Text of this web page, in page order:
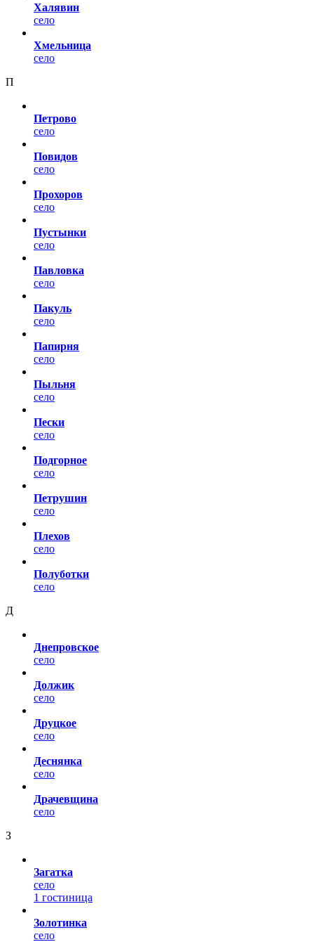
Халявин
село
Хмельница
село
П
Петрово
село
Повидов
село
Прохоров
село
Пустынки
село
Павловка
село
Пакуль
село
Папирня
село
Пыльня
село
Пески
село
Подгорное
село
Петрушин
село
Плехов
село
Полуботки
село
Д
Днепровское
село
Должик
село
Друцкое
село
Деснянка
село
Драчевщина
село
З
Загатка
село
1 гостиница
Золотинка
село